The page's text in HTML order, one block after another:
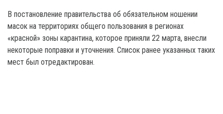
В постановление правительства об обязательном ношении
масок на территориях общего пользования в регионах
«красной» зоны карантина, которое приняли 22 марта, внесли
некоторые поправки и уточнения. Список ранее указанных таких
мест был отредактирован.